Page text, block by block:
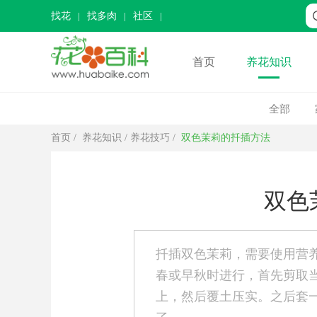
找花 找多肉 社区
首页 养花知识
全部
首页 / 养花知识 / 养花技巧 / 双色茉莉的扦插方法
双色
扦插双色茉莉，需要使用营
春或早秋时进行，首先剪取
上，然后覆土压实。之后套